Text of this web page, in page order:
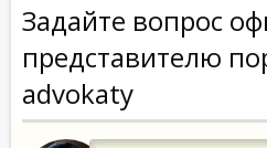
Задайте вопрос
представителю
advokaty